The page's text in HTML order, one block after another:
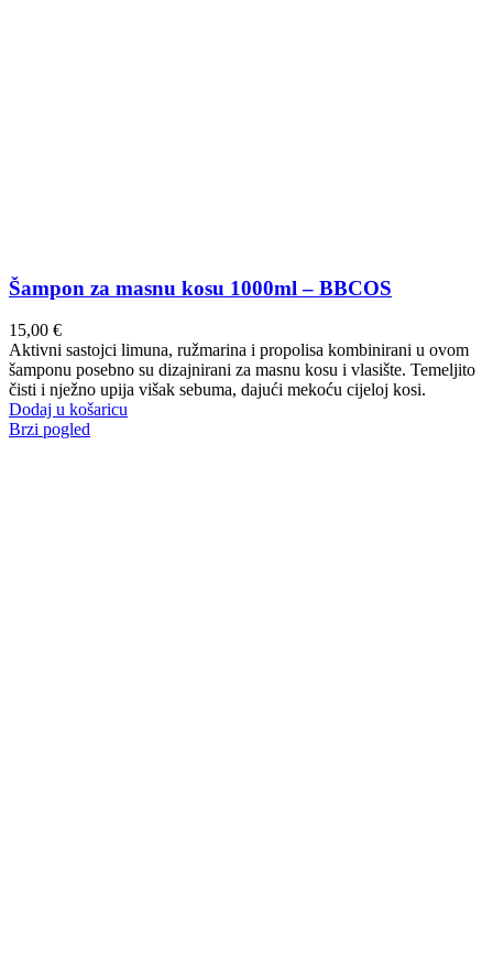
Šampon za masnu kosu 1000ml – BBCOS
15,00 €
Aktivni sastojci limuna, ružmarina i propolisa kombinirani u ovom
šamponu posebno su dizajnirani za masnu kosu i vlasište. Temeljito
čisti i nježno upija višak sebuma, dajući mekoću cijeloj kosi.
Dodaj u košaricu
Brzi pogled